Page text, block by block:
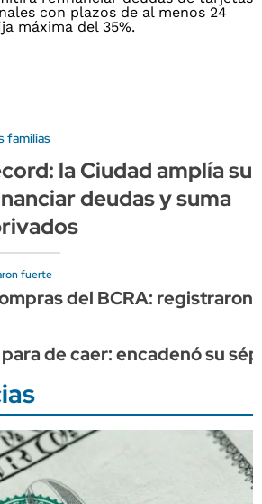
familias
la Ciudad amplía su
deudas y suma
fuerte
del BCRA:
de caer: encadenó su